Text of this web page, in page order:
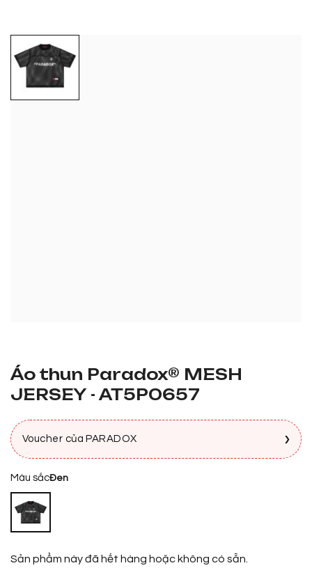
Áo thun Paradox® MESH
JERSEY - AT5P0657
Voucher của PARADOX ›
Màu sắcĐen
Sản phẩm này đã hết hàng hoặc không có sẵn.